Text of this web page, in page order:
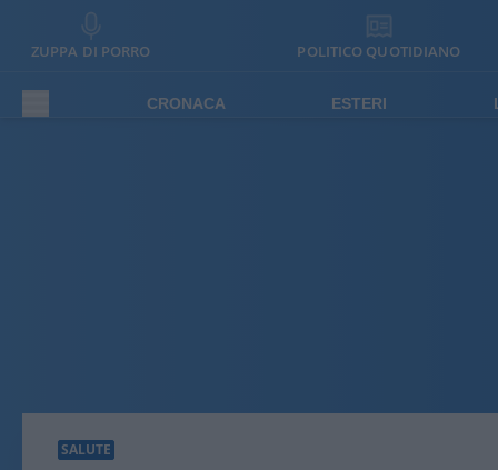
ZUPPA DI PORRO POLITICO QUOTIDIANO
CRONACA ESTERI
SALUTE